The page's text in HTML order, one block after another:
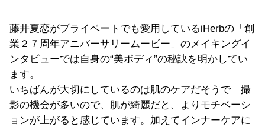
藤井夏恋がプライベートでも愛用しているiHerbの「創
業２７周年アニバーサリームービー」のメイキングイ
ンタビューでは自身の“美ボディ”の秘訣を明かしてい
ます。
いちばんが大切にしているのは肌のケアだそうで「撮
影の機会が多いので、肌が綺麗だと、よりモチベーシ
ョンが上がると感じています。加えてインナーケアに